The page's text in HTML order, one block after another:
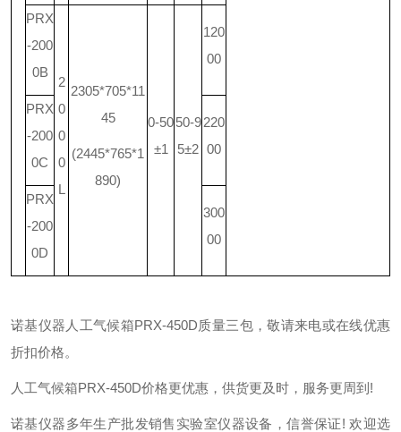
PRX
-200
0B
2
0
0
0
L
2305*705*11
45
(2445*765*1
890)
0-50
±1
50-9
5±2
120
00
PRX
-200
0C
220
00
PRX
-200
0D
300
00
诺基仪器人工气候箱PRX-450D质量三包，敬请来电或在线优惠
折扣价格。
人工气候箱PRX-450D价格更优惠，供货更及时，服务更周到!
诺基仪器多年生产批发销售实验室仪器设备，信誉保证! 欢迎选